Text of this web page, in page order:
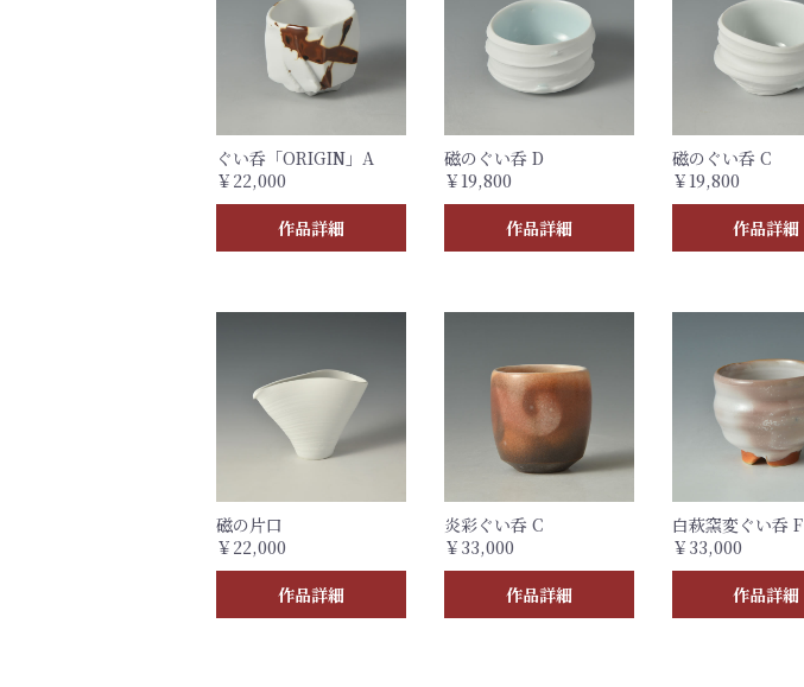
ぐい呑「ORIGIN」A
￥22,000
作品詳細
磁のぐい呑 D
￥19,800
作品詳細
磁のぐい呑 C
￥19,800
作品詳細
磁の片口
￥22,000
作品詳細
炎彩ぐい呑 C
￥33,000
作品詳細
白萩窯変ぐい呑 F
￥33,000
作品詳細